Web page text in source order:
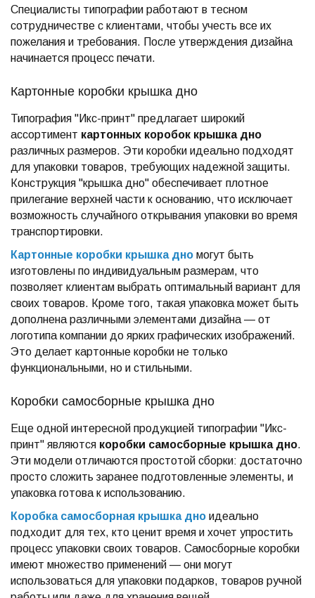
Специалисты типографии работают в тесном
сотрудничестве с клиентами, чтобы учесть все их
пожелания и требования. После утверждения дизайна
начинается процесс печати.
Картонные коробки крышка дно
Типография "Икс-принт" предлагает широкий
ассортимент картонных коробок крышка дно
различных размеров. Эти коробки идеально подходят
для упаковки товаров, требующих надежной защиты.
Конструкция "крышка дно" обеспечивает плотное
прилегание верхней части к основанию, что исключает
возможность случайного открывания упаковки во время
транспортировки.
Картонные коробки крышка дно могут быть
изготовлены по индивидуальным размерам, что
позволяет клиентам выбрать оптимальный вариант для
своих товаров. Кроме того, такая упаковка может быть
дополнена различными элементами дизайна — от
логотипа компании до ярких графических изображений.
Это делает картонные коробки не только
функциональными, но и стильными.
Коробки самосборные крышка дно
Еще одной интересной продукцией типографии "Икс-
принт" являются коробки самосборные крышка дно.
Эти модели отличаются простотой сборки: достаточно
просто сложить заранее подготовленные элементы, и
упаковка готова к использованию.
Коробка самосборная крышка дно идеально
подходит для тех, кто ценит время и хочет упростить
процесс упаковки своих товаров. Самосборные коробки
имеют множество применений — они могут
использоваться для упаковки подарков, товаров ручной